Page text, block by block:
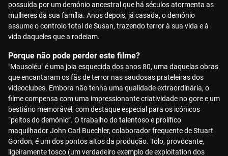
possuída por um demónio ancestral que há séculos atormenta as
mulheres da sua família. Anos depois, já casada, o demónio
assume o controlo total de Susan, trazendo terror à sua vida e à
vida daqueles que a rodeiam.
Porque não pode perder este filme?
"Mausoléu" é uma joia esquecida dos anos 80, uma daquelas obras
que encantaram os fãs de terror nas saudosas prateleiras dos
videoclubes. Embora não tenha uma qualidade extraordinária, o
filme compensa com uma impressionante criatividade no gore e um
bestiário memorável, com destaque especial para os icónicos
“peitos do demónio”. O trabalho do talentoso e prolífico
maquilhador John Carl Buechler, colaborador frequente de Stuart
Gordon, é um dos pontos altos da produção. Tolo, provocante,
ligeiramente tosco (um verdadeiro exemplo de exploitation dos